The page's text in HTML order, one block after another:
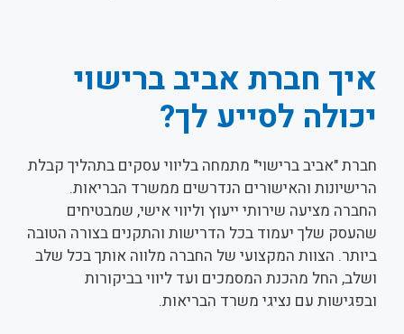
איך חברת אביב ברישוי
יכולה לסייע לך?
חברת "אביב ברישוי" מתמחה בליווי עסקים בתהליך קבלת
הרישיונות והאישורים הנדרשים ממשרד הבריאות.
החברה מציעה שירותי ייעוץ וליווי אישי, שמבטיחים
שהעסק שלך יעמוד בכל הדרישות והתקנים בצורה הטובה
ביותר. הצוות המקצועי של החברה מלווה אותך בכל שלב
ושלב, החל מהכנת המסמכים ועד ליווי בביקורות
ובפגישות עם נציגי משרד הבריאות.